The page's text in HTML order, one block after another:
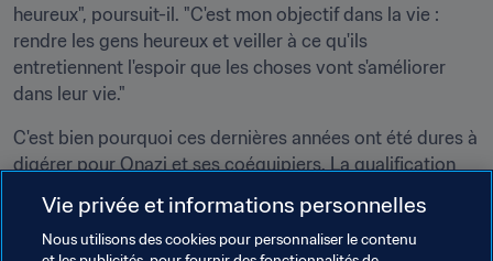
heureux", poursuit-il. "C'est mon objectif dans la vie :
rendre les gens heureux et veiller à ce qu'ils
entretiennent l'espoir que les choses vont s'améliorer
dans leur vie."
C'est bien pourquoi ces dernières années ont été dures à
digérer pour Onazi et ses coéquipiers. La qualification
"Ce fut un moment magnifique pour nous. Avec notre
capitaine John Mikel Obi, nous avons célébré la
Vie privée et informations personnelles
Nous utilisons des cookies pour personnaliser le contenu